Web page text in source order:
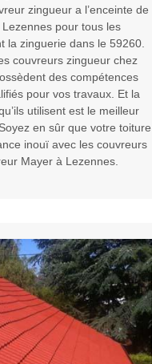
zingueur a l’enceinte de
pour tous les
la zinguerie dans le 59260.
couvreurs zingueur chez
des compétences
pour vos travaux. Et la
utilisent est le meilleur
en sûr que votre toiture
inouï avec les couvreurs
Mayer à Lezennes.